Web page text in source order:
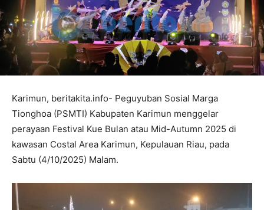
Karimun, beritakita.info- Peguyuban Sosial Marga
Tionghoa (PSMTI) Kabupaten Karimun menggelar
perayaan Festival Kue Bulan atau Mid-Autumn 2025 di
kawasan Costal Area Karimun, Kepulauan Riau, pada
Sabtu (4/10/2025) Malam.